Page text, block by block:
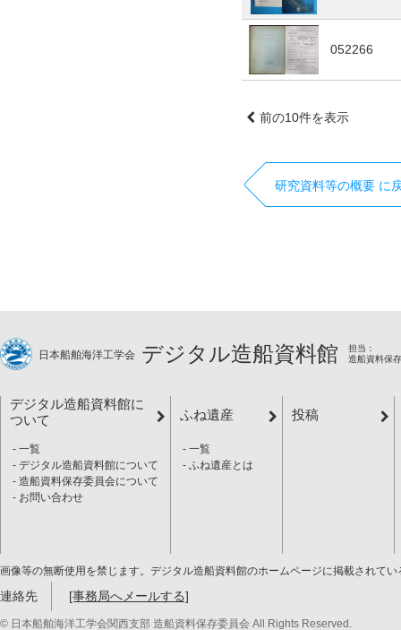
052266
前の10件を表示
研究資料等の概要 に
日本船舶海洋工学会 デジタル造船資料館
担当：
造船資料保
デジタル造船資料館に
ついて
一覧
デジタル造船資料館について
造船資料保存委員会について
お問い合わせ
ふね遺産
一覧
ふね遺産とは
投稿
画像等の無断使用を禁じます。デジタル造船資料館のホームページに掲載されて
連絡先 [事務局へメールする]
© 日本船舶海洋工学会関西支部 造船資料保存委員会 All Rights Reserved.